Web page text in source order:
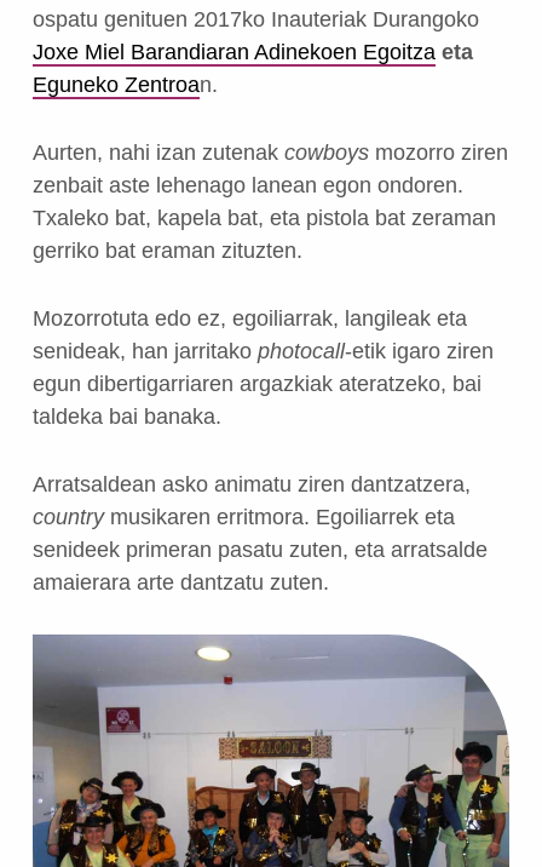
ospatu genituen 2017ko Inauteriak Durangoko
Joxe Miel Barandiaran Adinekoen Egoitzaeta
Eguneko Zentroan.
Aurten, nahi izan zutenak cowboysmozorro ziren
zenbait aste lehenago lanean egon ondoren.
Txaleko bat, kapela bat, eta pistola bat zeraman
gerriko bat eraman zituzten.
Mozorrotuta edo ez, egoiliarrak, langileak eta
senideak, han jarritako photocall-etik igaro ziren
egun dibertigarriaren argazkiak ateratzeko, bai
taldeka bai banaka.
Arratsaldean asko animatu ziren dantzatzera,
countrymusikaren erritmora. Egoiliarrek eta
senideek primeran pasatu zuten, eta arratsalde
amaierara arte dantzatu zuten.